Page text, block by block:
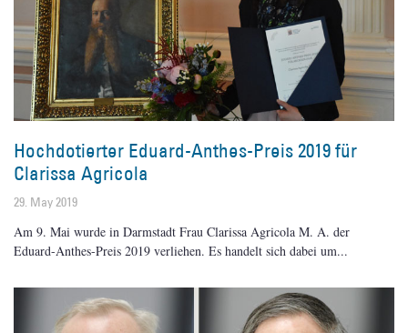
Hochdotierter Eduard-Anthes-Preis 2019 für
Clarissa Agricola
29. May 2019
Am 9. Mai wurde in Darmstadt Frau Clarissa Agricola M. A. der
Eduard-Anthes-Preis 2019 verliehen. Es handelt sich dabei um